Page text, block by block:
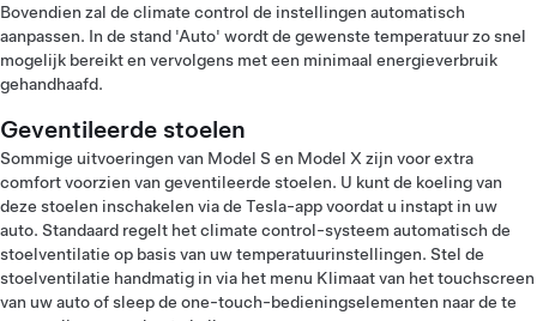
Bovendien zal de climate control de instellingen automatisch
aanpassen. In de stand 'Auto' wordt de gewenste temperatuur zo snel
mogelijk bereikt en vervolgens met een minimaal energieverbruik
gehandhaafd.
Geventileerde stoelen
Sommige uitvoeringen van Model S en Model X zijn voor extra
comfort voorzien van geventileerde stoelen. U kunt de koeling van
deze stoelen inschakelen via de Tesla-app voordat u instapt in uw
auto. Standaard regelt het climate control-systeem automatisch de
stoelventilatie op basis van uw temperatuurinstellingen. Stel de
stoelventilatie handmatig in via het menu Klimaat van het touchscreen
van uw auto of sleep de one-touch-bedieningselementen naar de te